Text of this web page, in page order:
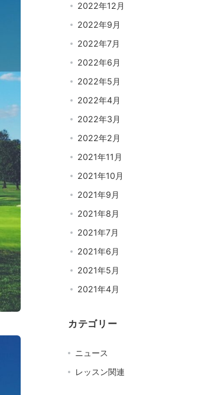
2022年12月
2022年9月
2022年7月
2022年6月
2022年5月
2022年4月
2022年3月
2022年2月
2021年11月
2021年10月
2021年9月
2021年8月
2021年7月
2021年6月
2021年5月
2021年4月
カテゴリー
ニュース
レッスン関連